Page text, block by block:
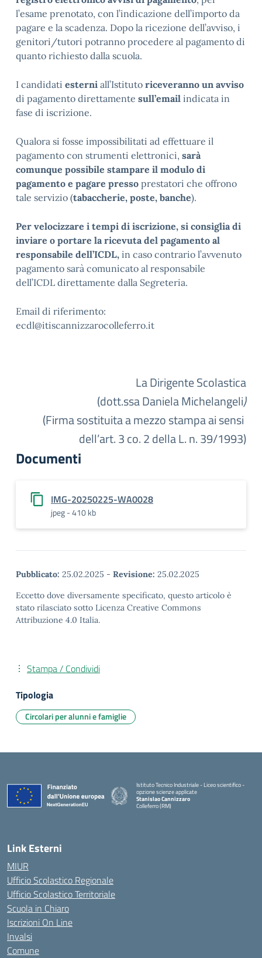
l’esame prenotato, con l’indicazione dell’importo da
pagare e la scadenza. Dopo la ricezione dell’avviso, i
genitori/tutori potranno procedere al pagamento di
quanto richiesto dalla scuola.
I candidati esterni all’Istituto riceveranno un avviso
di pagamento direttamente sull’email indicata in
fase di iscrizione.
Qualora si fosse impossibilitati ad effettuare il
pagamento con strumenti elettronici, sarà
comunque possibile stampare il modulo di
pagamento e pagare presso prestatori che offrono
tale servizio (tabaccherie, poste, banche).
Per velocizzare i tempi di iscrizione, si consiglia di
inviare o portare la ricevuta del pagamento al
responsabile dell’ICDL, in caso contrario l’avvenuto
pagamento sarà comunicato al responsabile
dell’ICDL direttamente dalla Segreteria.
Email di riferimento:
ecdl@itiscannizzarocolleferro.it
La Dirigente Scolastica
(dott.ssa Daniela Michelangeli)
(Firma sostituita a mezzo stampa ai sensi
dell’art. 3 co. 2 della L. n. 39/1993)
Documenti
IMG-20250225-WA0028
jpeg - 410 kb
Pubblicato: 25.02.2025 - Revisione: 25.02.2025
Eccetto dove diversamente specificato, questo articolo è
stato rilasciato sotto Licenza Creative Commons
Attribuzione 4.0 Italia.
Stampa / Condividi
Tipologia
Circolari per alunni e famiglie
Istituto Tecnico Industriale - Liceo scientifico -
opzione scienze applicate
Stanislao Cannizzaro
Colleferro (RM)
Link Esterni
MIUR
Ufficio Scolastico Regionale
Ufficio Scolastico Territoriale
Scuola in Chiaro
Iscrizioni On Line
Invalsi
Comune